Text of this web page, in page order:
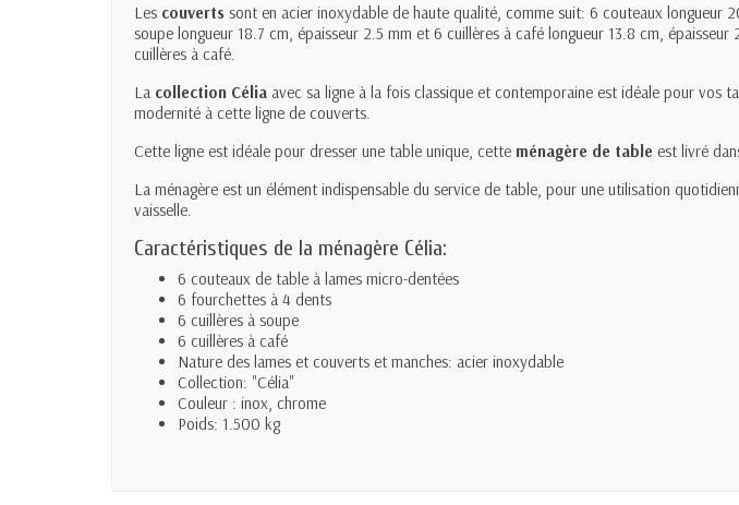
Les couverts sont en acier inoxydable de haute qualité, comme suit: 6 couteaux longueur
soupe longueur 18.7 cm, épaisseur 2.5 mm et 6 cuillères à café longueur 13.8 cm,
cuillères à café.
La collection Célia avec sa ligne à la fois classique et contemporaine est idéale pour vos
modernité à cette ligne de couverts.
Cette ligne est idéale pour dresser une table unique, cette ménagère de table est livré
La ménagère est un élément indispensable du service de table, pour une utilisation
vaisselle.
Caractéristiques de la ménagère Célia:
6 couteaux de table à lames micro-dentées
6 fourchettes à 4 dents
6 cuillères à soupe
6 cuillères à café
Nature des lames et couverts et manches: acier inoxydable
Collection: "Célia"
Couleur : inox, chrome
Poids: 1.500 kg